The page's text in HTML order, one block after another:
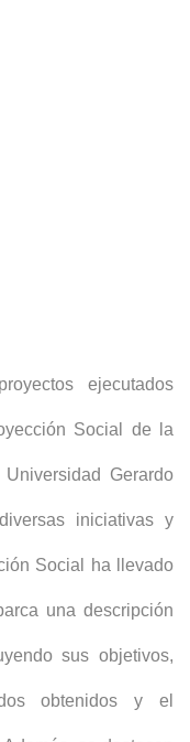
ejecutados
Social de la
Gerardo
iniciativas y
Social ha llevado
una descripción
sus objetivos,
obtenidos y el